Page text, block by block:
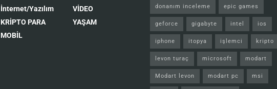
İnternet/Yazılım
KRİPTO PARA
MOBİL
VİDEO
YAŞAM
donanım inceleme epic games
geforce gigabyte intel ios
iphone itopya işlemci kripto
levon turaç microsoft modart
Modart levon modart pc msi